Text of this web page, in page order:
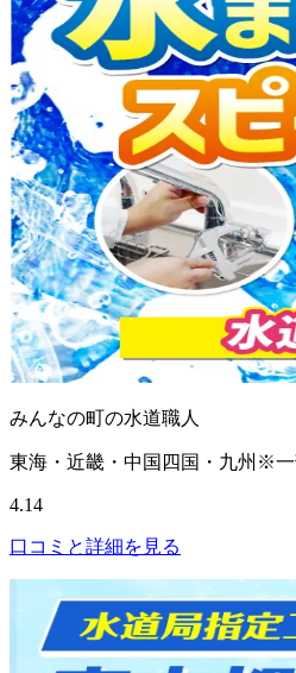
みんなの町の水道職人
東海・近畿・中国四国・九州※一
4.14
口コミと詳細を見る